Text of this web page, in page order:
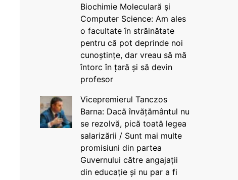
Biochimie Moleculară și
Computer Science: Am ales
o facultate în străinătate
pentru că pot deprinde noi
cunoștințe, dar vreau să mă
întorc în țară și să devin
profesor
Vicepremierul Tanczos
Barna: Dacă învățământul nu
se rezolvă, pică toată legea
salarizării / Sunt mai multe
promisiuni din partea
Guvernului către angajații
din educație și nu par a fi